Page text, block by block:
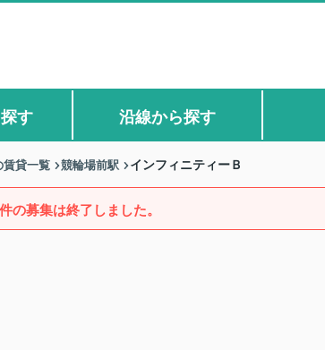
す 沿線から探す
賃貸一覧 競輪場前駅 インフィニティーＢ
の募集は終了しました。